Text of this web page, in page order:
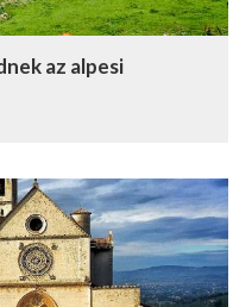
az alpesi